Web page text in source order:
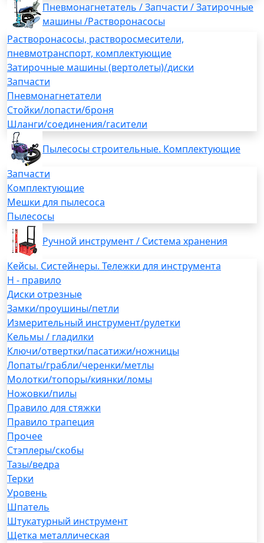
Пневмонагнетатель / Запчасти / Затирочные
машины /Растворонасосы
Растворонасосы, растворосмесители,
пневмотранспорт, комплектующие
Затирочные машины (вертолеты)/диски
Запчасти
Пневмонагнетатели
Стойки/лопасти/броня
Шланги/соединения/гасители
Пылесосы строительные. Комплектующие
Запчасти
Комплектующие
Мешки для пылесоса
Пылесосы
Ручной инструмент / Система хранения
Кейсы. Систейнеры. Тележки для инструмента
H - правило
Диски отрезные
Замки/проушины/петли
Измерительный инструмент/рулетки
Кельмы / гладилки
Ключи/отвертки/пасатижи/ножницы
Лопаты/грабли/черенки/метлы
Молотки/топоры/киянки/ломы
Ножовки/пилы
Правило для стяжки
Правило трапеция
Прочее
Стэплеры/скобы
Тазы/ведра
Терки
Уровень
Шпатель
Штукатурный инструмент
Щетка металлическая